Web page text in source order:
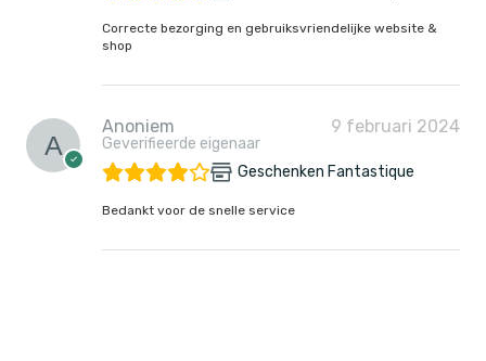
Correcte bezorging en gebruiksvriendelijke website &
shop
Anoniem
Geverifieerde eigenaar
9 februari 2024
Geschenken Fantastique
Bedankt voor de snelle service